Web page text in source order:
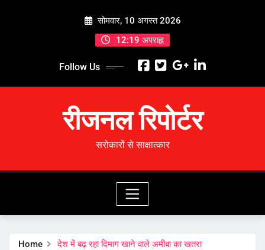
सोमवार, 10 अगस्त 2026
12:19 अपराह्न
Follow Us
रीजनल रिपोर्टर
सरोकारों से साक्षात्कार
Home देश में बढ़ रहा दिमाग खाने वाले अमीबा का खतरा